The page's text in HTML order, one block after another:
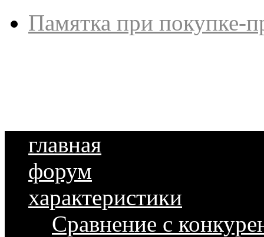
Памятка при покупке-
главная
форум
характеристики
Сравнение с